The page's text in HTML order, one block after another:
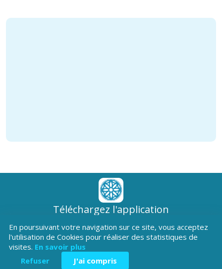
Téléchargez l'application
Patrimoine Hautes-Alpes !
En poursuivant votre navigation sur ce site, vous acceptez
l'utilisation de Cookies pour réaliser des statistiques de
visites. En savoir plus
Refuser
J'ai compris